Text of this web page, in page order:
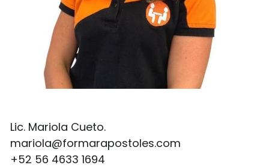
Lic. Mariola Cueto.
mariola@formarapostoles.com
+52 56 4633 1694